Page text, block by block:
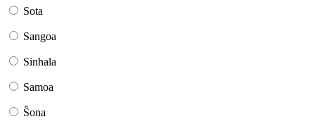
Sota
Sangoa
Sinhala
Samoa
Ŝona